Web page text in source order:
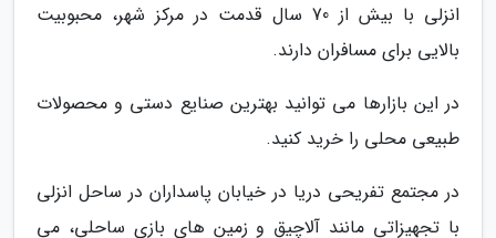
انزلی با بیش از 70 سال قدمت در مرکز شهر، محبوبیت
بالایی برای مسافران دارند.
در این بازارها می توانید بهترین صنایع دستی و محصولات
طبیعی محلی را خرید کنید.
در مجتمع تفریحی دریا در خیابان پاسداران در ساحل انزلی
با تجهیزاتی مانند آلاچیق و زمین های بازی ساحلی، می